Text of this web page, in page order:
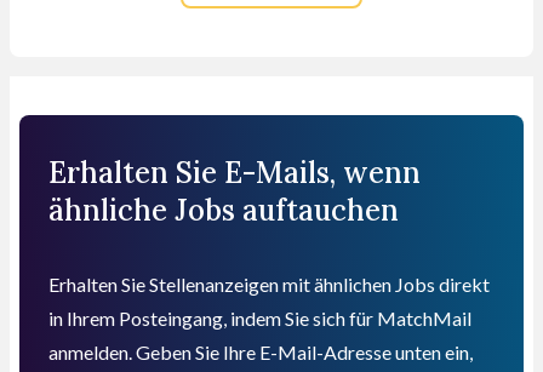
Erhalten Sie E-Mails, wenn
ähnliche Jobs auftauchen
Erhalten Sie Stellenanzeigen mit ähnlichen Jobs direkt
in Ihrem Posteingang, indem Sie sich für MatchMail
anmelden. Geben Sie Ihre E-Mail-Adresse unten ein,